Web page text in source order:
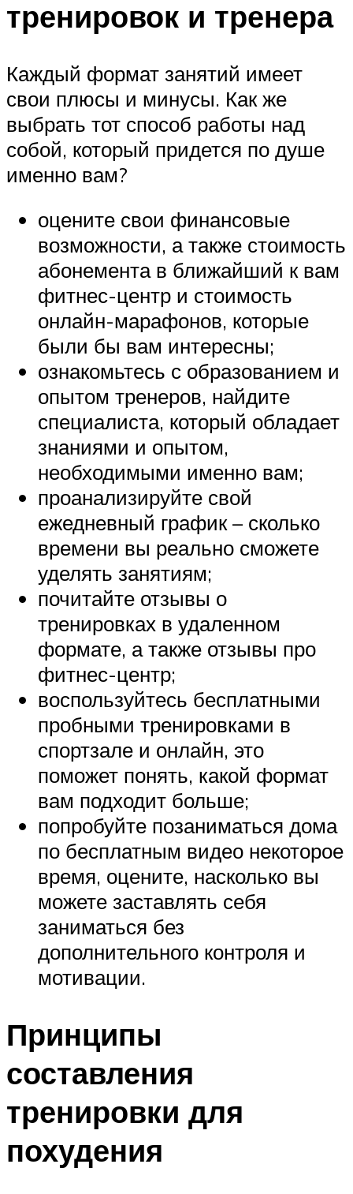
тренировок и тренера
Каждый формат занятий имеет
свои плюсы и минусы. Как же
выбрать тот способ работы над
собой, который придется по душе
именно вам?
оцените свои финансовые
возможности, а также стоимость
абонемента в ближайший к вам
фитнес-центр и стоимость
онлайн-марафонов, которые
были бы вам интересны;
ознакомьтесь с образованием и
опытом тренеров, найдите
специалиста, который обладает
знаниями и опытом,
необходимыми именно вам;
проанализируйте свой
ежедневный график – сколько
времени вы реально сможете
уделять занятиям;
почитайте отзывы о
тренировках в удаленном
формате, а также отзывы про
фитнес-центр;
воспользуйтесь бесплатными
пробными тренировками в
спортзале и онлайн, это
поможет понять, какой формат
вам подходит больше;
попробуйте позаниматься дома
по бесплатным видео некоторое
время, оцените, насколько вы
можете заставлять себя
заниматься без
дополнительного контроля и
мотивации.
Принципы
составления
тренировки для
похудения